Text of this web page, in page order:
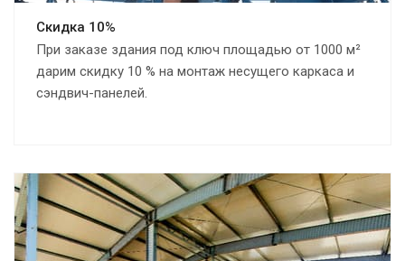
Скидка 10%
При заказе здания под ключ площадью от 1000 м²
дарим скидку 10 % на монтаж несущего каркаса и
сэндвич-панелей.